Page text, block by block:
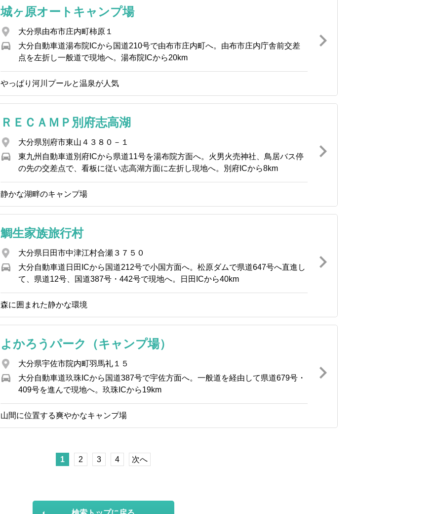
城ヶ原オートキャンプ場
大分県由布市庄内町柿原１
大分自動車道湯布院ICから国道210号で由布市庄内町へ。由布市庄内庁舎前交差
点を左折し一般道で現地へ。湯布院ICから20km
やっぱり河川プールと温泉が人気
ＲＥＣＡＭＰ別府志高湖
大分県別府市東山４３８０－１
東九州自動車道別府ICから県道11号を湯布院方面へ。火男火売神社、鳥居バス停
の先の交差点で、看板に従い志高湖方面に左折し現地へ。別府ICから8km
静かな湖畔のキャンプ場
鯛生家族旅行村
大分県日田市中津江村合瀬３７５０
大分自動車道日田ICから国道212号で小国方面へ。松原ダムで県道647号へ直進し
て、県道12号、国道387号・442号で現地へ。日田ICから40km
森に囲まれた静かな環境
よかろうパーク（キャンプ場）
大分県宇佐市院内町羽馬礼１５
大分自動車道玖珠ICから国道387号で宇佐方面へ。一般道を経由して県道679号・
409号を進んで現地へ。玖珠ICから19km
山間に位置する爽やかなキャンプ場
1 2 3 4 次へ